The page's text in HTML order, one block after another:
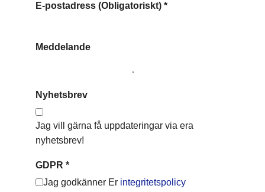
E-postadress (Obligatoriskt) *
Meddelande
Nyhetsbrev
Jag vill gärna få uppdateringar via era
nyhetsbrev!
GDPR *
Jag godkänner Er integritetspolicy